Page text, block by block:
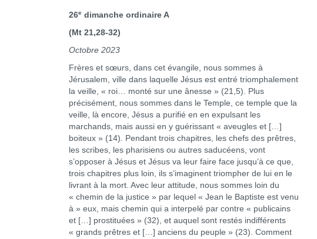
26e dimanche ordinaire A
(Mt 21,28-32)
Octobre 2023
Frères et sœurs, dans cet évangile, nous sommes à
Jérusalem, ville dans laquelle Jésus est entré triomphalement
la veille, « roi… monté sur une ânesse » (21,5). Plus
précisément, nous sommes dans le Temple, ce temple que la
veille, là encore, Jésus a purifié en en expulsant les
marchands, mais aussi en y guérissant « aveugles et […]
boiteux » (14). Pendant trois chapitres, les chefs des prêtres,
les scribes, les pharisiens ou autres saducéens, vont
s’opposer à Jésus et Jésus va leur faire face jusqu’à ce que,
trois chapitres plus loin, ils s’imaginent triompher de lui en le
livrant à la mort. Avec leur attitude, nous sommes loin du
« chemin de la justice » par lequel « Jean le Baptiste est venu
à » eux, mais chemin qui a interpelé par contre « publicains
et […] prostituées » (32), et auquel sont restés indifférents
« grands prêtres et […] anciens du peuple » (23). Comment